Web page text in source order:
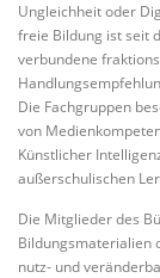
Ungleichheit oder
freie Bildung ist seit
verbundene
Die Fachgruppen
von
Künstlicher
außerschulischen
Die Mitglieder des
Bildungsmaterialien
nutz- und